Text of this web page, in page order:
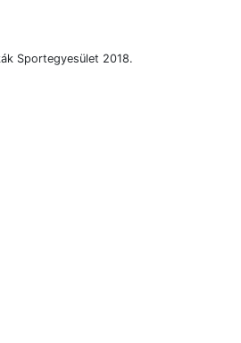
Sportegyesület 2018.